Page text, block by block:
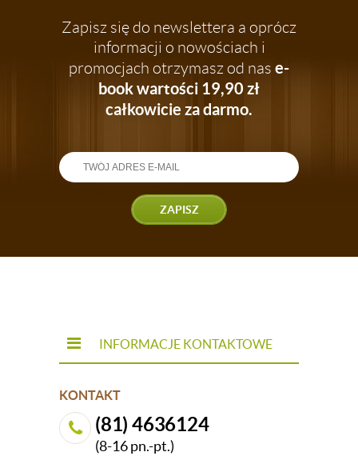
Zapisz się do newslettera a oprócz
informacji o nowościach i
promocjach otrzymasz od nas e-
book wartości 19,90 zł
całkowicie za darmo.
ZAPISZ
INFORMACJE KONTAKTOWE
KONTAKT
(81) 4636124
(8-16 pn.-pt.)